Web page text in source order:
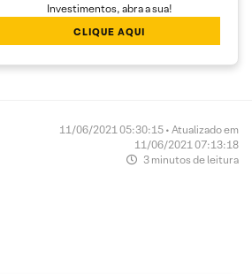
Investimentos, abra a sua!
CLIQUE AQUI
11/06/2021 05:30:15 • Atualizado em
11/06/2021 07:13:18
3 minutos de leitura